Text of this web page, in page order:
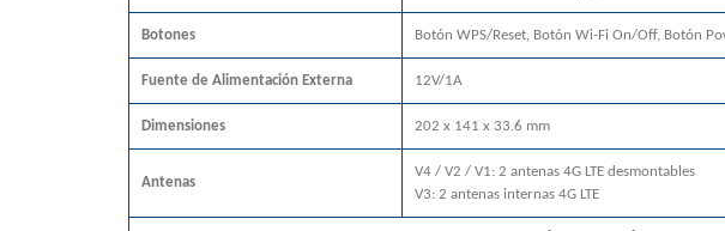
Botones Botón WPS/Reset, Botón Wi-Fi On/Off, Botón
Fuente de Alimentación Externa 12V/1A
Dimensiones 202 x 141 x 33.6 mm
Antenas
V4 / V2 / V1: 2 antenas 4G LTE desmontables
V3: 2 antenas internas 4G LTE